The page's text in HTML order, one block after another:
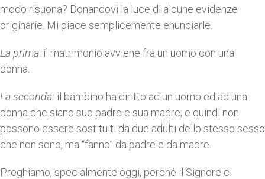
modo risuona? Donandovi la luce di alcune evidenze
originarie. Mi piace semplicemente enunciarle.
La prima: il matrimonio avviene fra un uomo con una
donna.
La seconda: il bambino ha diritto ad un uomo ed ad una
donna che siano suo padre e sua madre; e quindi non
possono essere sostituiti da due adulti dello stesso sesso
che non sono, ma “fanno” da padre e da madre.
Preghiamo, specialmente oggi, perché il Signore ci